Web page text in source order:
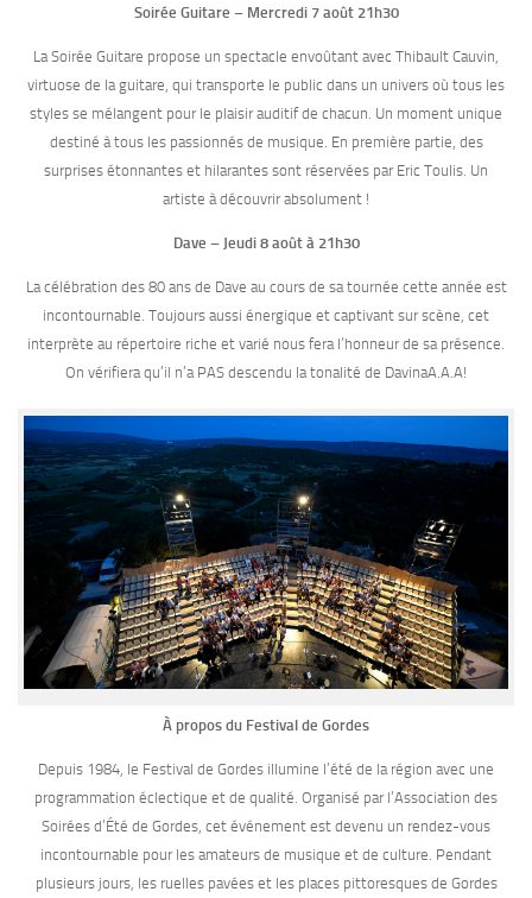
Soirée Guitare – Mercredi 7 août 21h30
La Soirée Guitare propose un spectacle envoûtant avec Thibault Cauvin,
virtuose de la guitare, qui transporte le public dans un univers où tous les
styles se mélangent pour le plaisir auditif de chacun. Un moment unique
destiné à tous les passionnés de musique. En première partie, des
surprises étonnantes et hilarantes sont réservées par Eric Toulis. Un
artiste à découvrir absolument !
Dave – Jeudi 8 août à 21h30
La célébration des 80 ans de Dave au cours de sa tournée cette année est
incontournable. Toujours aussi énergique et captivant sur scène, cet
interprète au répertoire riche et varié nous fera l’honneur de sa présence.
On vérifiera qu’il n’a PAS descendu la tonalité de DavinaA.A.A!
À propos du Festival de Gordes
Depuis 1984, le Festival de Gordes illumine l’été de la région avec une
programmation éclectique et de qualité. Organisé par l’Association des
Soirées d’Été de Gordes, cet événement est devenu un rendez-vous
incontournable pour les amateurs de musique et de culture. Pendant
plusieurs jours, les ruelles pavées et les places pittoresques de Gordes